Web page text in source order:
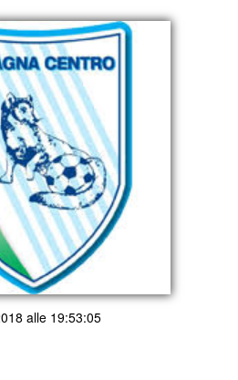
alle 19:53:05